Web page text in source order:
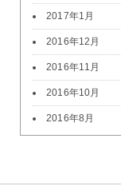
2017年1月
2016年12月
2016年11月
2016年10月
2016年8月